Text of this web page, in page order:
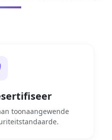
toonaangewende